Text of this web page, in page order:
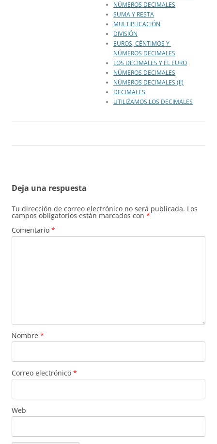
NÚMEROS DECIMALES
SUMA Y RESTA
MULTIPLICACIÓN
DIVISIÓN
EUROS, CÉNTIMOS Y
NÚMEROS DECIMALES
LOS DECIMALES Y EL EURO
NÚMEROS DECIMALES
NÚMEROS DECIMALES (II)
DECIMALES
UTILIZAMOS LOS DECIMALES
Deja una respuesta
Tu dirección de correo electrónico no será publicada. Los
campos obligatorios están marcados con *
Comentario *
Nombre *
Correo electrónico *
Web